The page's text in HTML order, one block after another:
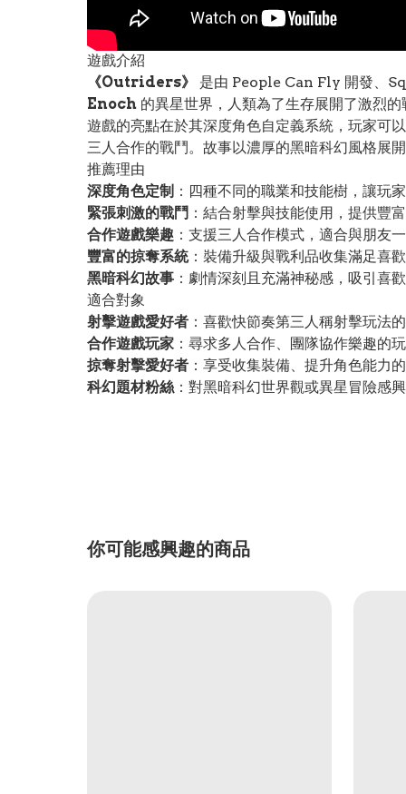
遊戲介紹
《Outriders》
是由 People Can Fly 開發、
Enoch 的異星世界，人類為了生存展開了激烈
遊戲的亮點在於其深度角色自定義系統，玩家可
三人合作的戰鬥。故事以濃厚的黑暗科幻風格展
推薦理由
深度角色定制 ：四種不同的職業和技能樹，讓玩
緊張刺激的戰鬥 ：結合射擊與技能使用，提供豐
合作遊戲樂趣 ：支援三人合作模式，適合與朋友
豐富的掠奪系統：裝備升級與戰利品收集滿足喜
黑暗科幻故事 ：劇情深刻且充滿神秘感，吸引喜
適合對象
射擊遊戲愛好者 ：喜歡快節奏第三人稱射擊玩法
合作遊戲玩家 ：尋求多人合作、團隊協作樂趣的
掠奪射擊愛好者 ：享受收集裝備、提升角色能力
科幻題材粉絲 ：對黑暗科幻世界觀或異星冒險感
你可能感興趣的商品